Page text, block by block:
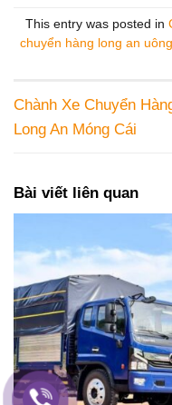
This entry was posted in
chuyển hàng long an
Chành Xe Chuyển
Long An Móng Cái
Bài viết liên quan